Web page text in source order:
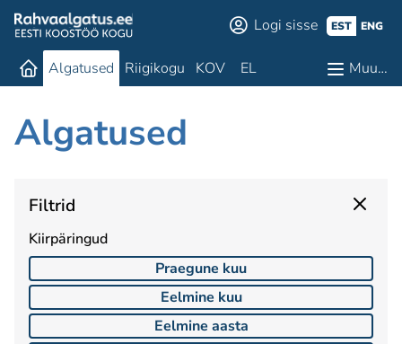
Logi sisse EST ENG
Algatused Riigikogu KOV EL Muu…
Algatused
Filtrid
Kiirpäringud
Praegune kuu
Eelmine kuu
Eelmine aasta